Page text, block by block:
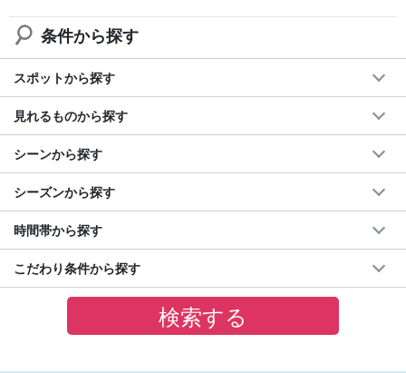
一人で参加もOK！少人数制なので、一人ひとりにあわせた指導を
行うことができます。
陸地でのレッスン後、海でサーフィンをします。再び陸地で問題
点などを指南をいたしますので、2回目のサーフィンではほとんど
の方が上手く乗ることに成功しています。
条件から探す
スポットから探す
見れるものから探す
シーンから探す
シーズンから探す
時間帯から探す
こだわり条件から探す